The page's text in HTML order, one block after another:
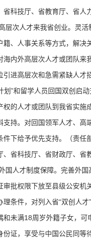
科技厅、省教育厅、省人
层次人才来我省创业。灵活
籍、人事关系等方式，解决
海内外高层次人才或团队来
引进高层次和急需紧缺人才
划”和留学人员回国双创启
权的人才或团队到我省实施
支持。对回国领军人才、高
件下给予优先支持。（责任
、省科技厅、省财政厅、省
国人才制度保障。完善外
审批权限下放至县级公安机
条件，对列入省“双创人才
和未满18周岁外籍子女，可
份证，享受与中国公民同等